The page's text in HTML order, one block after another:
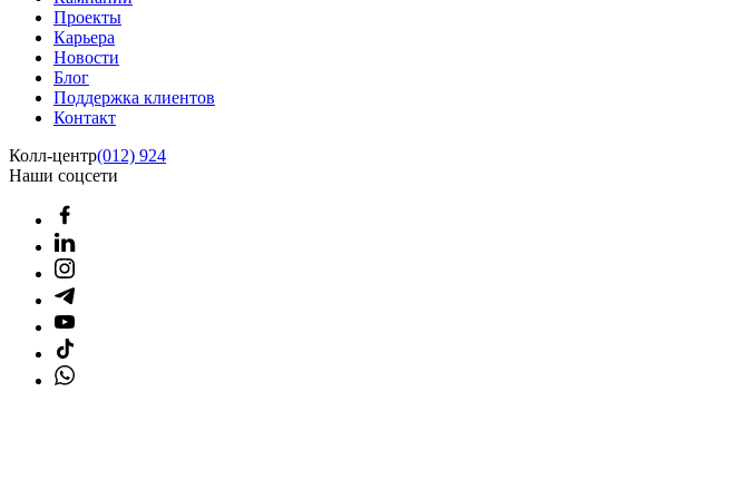
Проекты
Карьера
Новости
Блог
Поддержка клиентов
Контакт
Колл-центр(012) 924
Наши соцсети